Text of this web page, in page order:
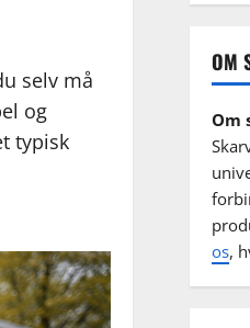
selv må
og
typisk
OM
Om
os,